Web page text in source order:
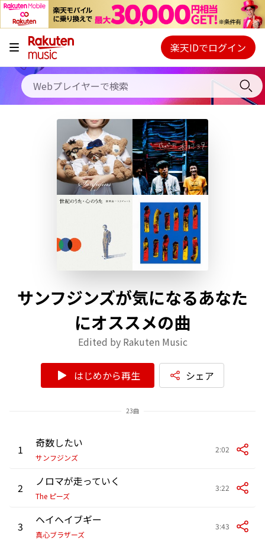
キャンペーン
料金プラン
使い方
初回30日間無料お試し
Webプレイヤー
ご契約内容の確認・変更
楽天IDでログイン
サンフジンズが気になるあなた
にオススメの曲
Edited by Rakuten Music
はじめから再生 シェア
23曲
1 奇数したい
サンフジンズ
2:02
2 ノロマが走っていく
The ピーズ
3:22
3 ヘイヘイブギー
真心ブラザーズ
3:43